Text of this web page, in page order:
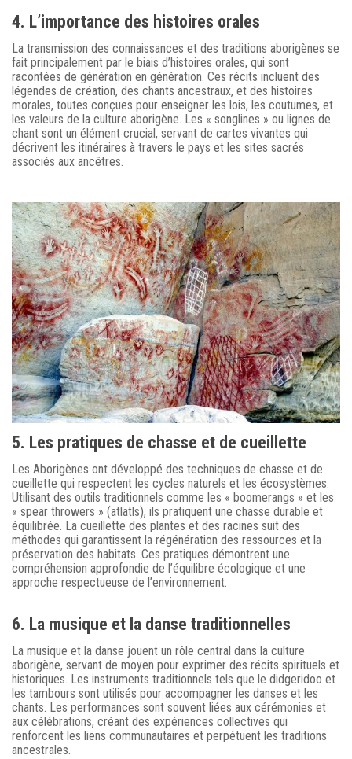
4. L’importance des histoires orales
La transmission des connaissances et des traditions aborigènes se
fait principalement par le biais d’histoires orales, qui sont
racontées de génération en génération. Ces récits incluent des
légendes de création, des chants ancestraux, et des histoires
morales, toutes conçues pour enseigner les lois, les coutumes, et
les valeurs de la culture aborigène. Les « songlines » ou lignes de
chant sont un élément crucial, servant de cartes vivantes qui
décrivent les itinéraires à travers le pays et les sites sacrés
associés aux ancêtres.
5. Les pratiques de chasse et de cueillette
Les Aborigènes ont développé des techniques de chasse et de
cueillette qui respectent les cycles naturels et les écosystèmes.
Utilisant des outils traditionnels comme les « boomerangs » et les
« spear throwers » (atlatls), ils pratiquent une chasse durable et
équilibrée. La cueillette des plantes et des racines suit des
méthodes qui garantissent la régénération des ressources et la
préservation des habitats. Ces pratiques démontrent une
compréhension approfondie de l’équilibre écologique et une
approche respectueuse de l’environnement.
6. La musique et la danse traditionnelles
La musique et la danse jouent un rôle central dans la culture
aborigène, servant de moyen pour exprimer des récits spirituels et
historiques. Les instruments traditionnels tels que le didgeridoo et
les tambours sont utilisés pour accompagner les danses et les
chants. Les performances sont souvent liées aux cérémonies et
aux célébrations, créant des expériences collectives qui
renforcent les liens communautaires et perpétuent les traditions
ancestrales.